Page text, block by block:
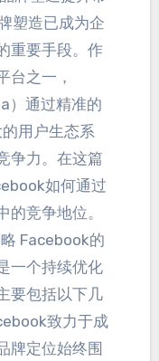
塑造已成为企
重要手段。 作
台之一 ，
）通过精准的
用户生态系
争力。在这篇
如何通过
的竞争地位。
Facebook的
一个持续优化
要包括以下几
致力于成
牌定位始终围